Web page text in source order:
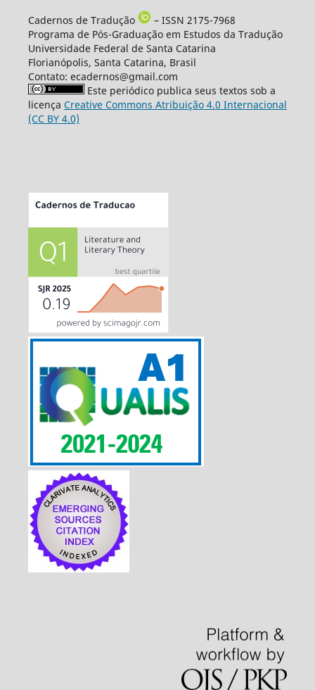
Cadernos de Tradução
– ISSN 2175-7968
Programa de Pós-Graduação em Estudos da Tradução
Universidade Federal de Santa Catarina
Florianópolis, Santa Catarina, Brasil
Contato: ecadernos@gmail.com
Este periódico publica seus textos sob a
licença Creative Commons Atribuição 4.0 Internacional
(CC BY 4.0)